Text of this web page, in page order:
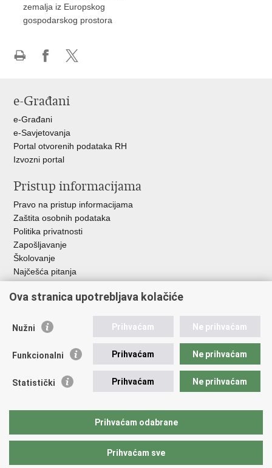
zemalja iz Europskog
gospodarskog prostora
Facebooku
X-
e-Građani
e-Građani
e-Savjetovanja
Portal otvorenih podataka RH
Izvozni portal
Pristup informacijama
Pravo na pristup informacijama
Zaštita osobnih podataka
Politika privatnosti
Zapošljavanje
Školovanje
Najčešća pitanja
Važne poveznice
EMN Nacionalna kontaktna točka za Republiku Hrvatsku
Policijska akademija
Zaklada policijske solidarnosti
Udruge
Ova stranica upotrebljava kolačiće
Nužni Prihvaćam Ne prihvaćam
Funkcionalni Prihvaćam Ne prihvaćam
Statistički Prihvaćam Ne prihvaćam
Prihvaćam odabrane
Prihvaćam sve